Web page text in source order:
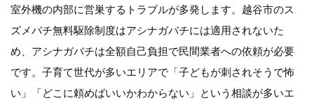
室外機の内部に営巣するトラブルが多発します。越谷市のス
ズメバチ無料駆除制度はアシナガバチには適用されないた
め、アシナガバチは全額自己負担で民間業者への依頼が必要
です。子育て世代が多いエリアで「子どもが刺されそうで怖
い」「どこに頼めばいいかわからない」という相談が多いエ